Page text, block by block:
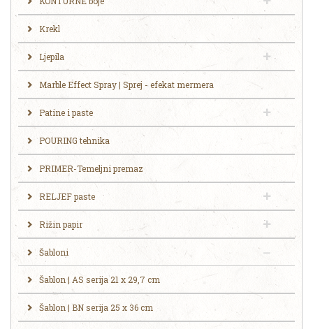
Krekl
Ljepila
Marble Effect Spray | Sprej - efekat mermera
Patine i paste
POURING tehnika
PRIMER-Temeljni premaz
RELJEF paste
Rižin papir
Šabloni
Šablon | AS serija 21 x 29,7 cm
Šablon | BN serija 25 x 36 cm